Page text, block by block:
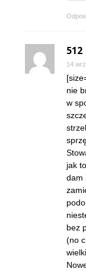
512
14
nie
w
jak
dam
bez
(no